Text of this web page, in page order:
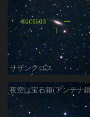
サザンクロス